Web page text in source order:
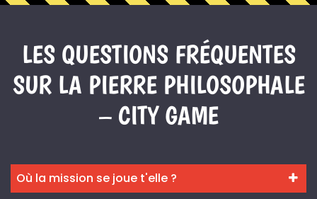
LES QUESTIONS FRÉQUENTES
SUR LA PIERRE PHILOSOPHALE
– CITY GAME
Où la mission se joue t'elle ?